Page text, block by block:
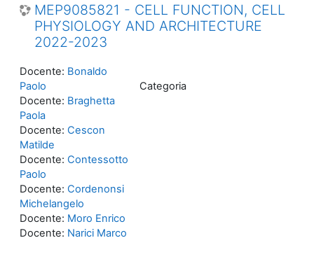
MEP9085821 - CELL FUNCTION, CELL
PHYSIOLOGY AND ARCHITECTURE
2022-2023
Categoria
Docente: Bonaldo
Paolo
Docente: Braghetta
Paola
Docente: Cescon
Matilde
Docente: Contessotto
Paolo
Docente: Cordenonsi
Michelangelo
Docente: Moro Enrico
Docente: Narici Marco